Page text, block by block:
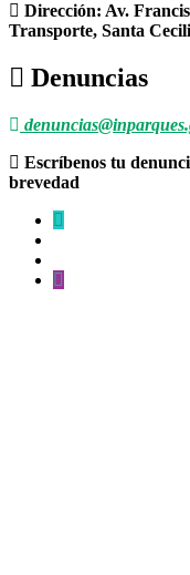
Dirección: Av.
Transporte, Santa
Denuncias
Escríbenos tu
brevedad